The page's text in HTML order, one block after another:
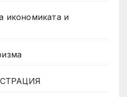
икономиката и